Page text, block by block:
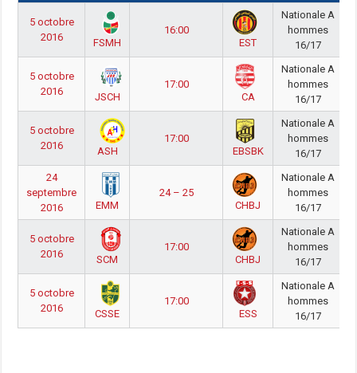
5 octobre
2016
FSMH
16:00
EST
Nationale A
hommes
16/17
5 octobre
2016
JSCH
17:00
CA
Nationale A
hommes
16/17
5 octobre
2016
ASH
17:00
EBSBK
Nationale A
hommes
16/17
24
septembre
2016
EMM
24 – 25
CHBJ
Nationale A
hommes
16/17
5 octobre
2016
SCM
17:00
CHBJ
Nationale A
hommes
16/17
5 octobre
2016
CSSE
17:00
ESS
Nationale A
hommes
16/17